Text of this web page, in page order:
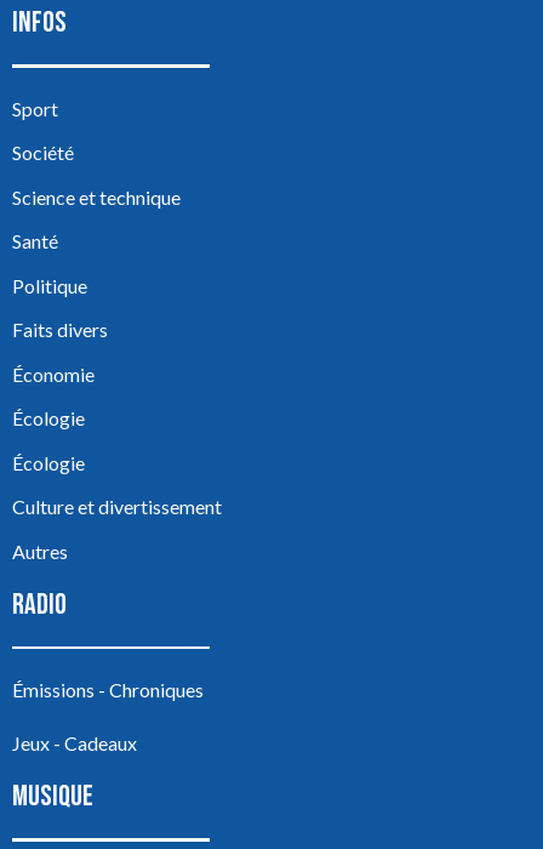
INFOS
Sport
Société
Science et technique
Santé
Politique
Faits divers
Économie
Écologie
Écologie
Culture et divertissement
Autres
RADIO
Émissions - Chroniques
Jeux - Cadeaux
MUSIQUE